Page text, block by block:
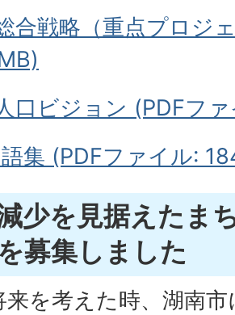
合戦略（重点プロジ
口ビジョン (PDFフ
集 (PDFファイル:
減少を見据えたま
募集しました
来を考えた時、湖南